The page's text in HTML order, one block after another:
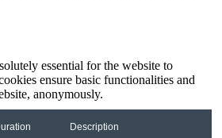
essential for the website to
ensure basic functionalities and
anonymously.
Description